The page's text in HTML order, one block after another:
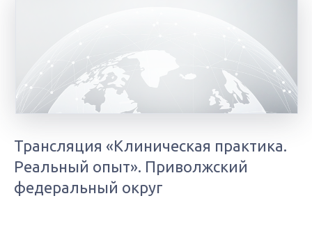
Трансляция «Клиническая практика.
Реальный опыт». Приволжский
федеральный округ